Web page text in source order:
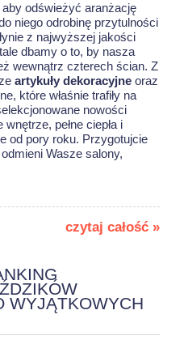
aby odświeżyć aranżację
niego odrobinę przytulności
z najwyższej jakości
dbamy o to, by nasza
wewnątrz czterech ścian. Z
artykuły dekoracyjne oraz
które właśnie trafiły na
nowości
pełne ciepła i
od pory roku. Przygotujcie
Wasze salony,
czytaj całość »
WYJĄTKOWYCH